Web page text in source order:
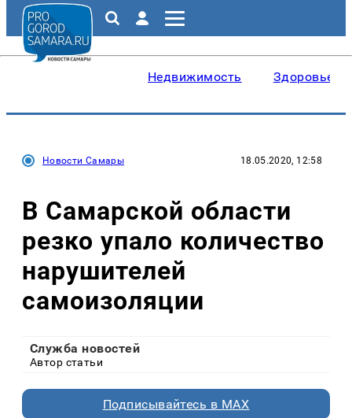
Недвижимость Здоровье
Новости Самары 18.05.2020, 12:58
В Самарской области
резко упало количество
нарушителей
самоизоляции
Служба новостей
Автор статьи
Подписывайтесь в MAX